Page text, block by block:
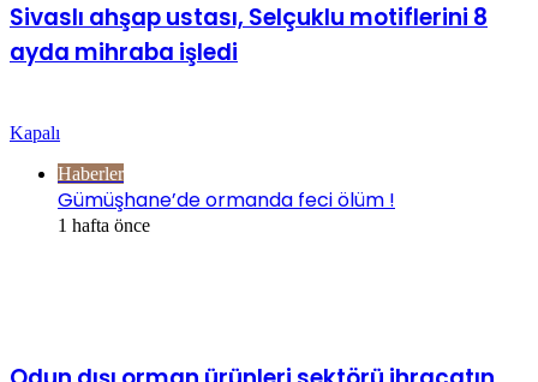
Sivaslı ahşap ustası, Selçuklu motiflerini 8
ayda mihraba işledi
Kapalı
Haberler
Gümüşhane’de ormanda feci ölüm !
1 hafta önce